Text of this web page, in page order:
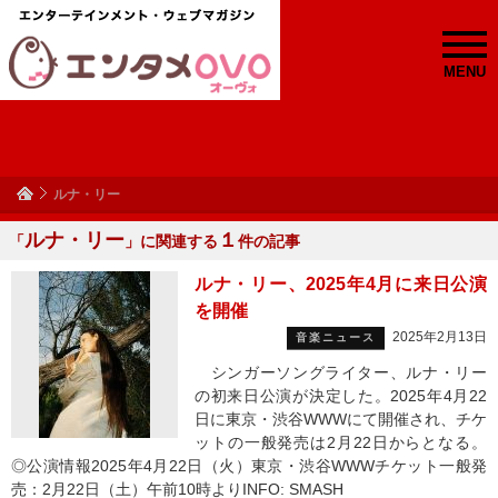
MENU
ルナ・リー
「ルナ・リー 」に関連する １ 件の記事
ルナ・リー、2025年4月に来日公演
を開催
音楽ニュース 2025年2月13日
シンガーソングライター、ルナ・リー
の初来日公演が決定した。2025年4月22
日に東京・渋谷WWWにて開催され、チケ
ットの一般発売は2月22日からとなる。
◎公演情報2025年4月22日（火）東京・渋谷WWWチケット一般発
売：2月22日（土）午前10時よりINFO: SMASH